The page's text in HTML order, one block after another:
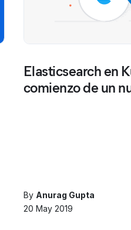
Elasticsearch en
comienzo de un
By Anurag Gupta
20 May 2019